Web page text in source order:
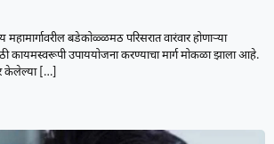
बडेकोळ्ळमठ परिसरात वारंवार होणाऱ्या
कायमस्वरूपी उपाययोजना करण्याचा मार्ग मोकळा झाला आहे.
केलेल्या[…]